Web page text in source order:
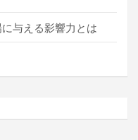
与える影響力とは